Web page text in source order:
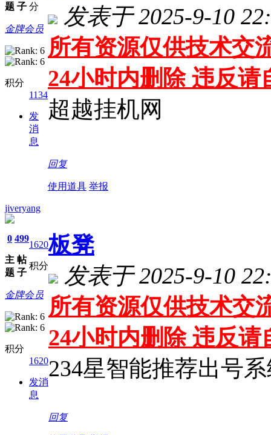
题 子 分
金牌会员
积分
1134
发
消
息
发表于 2025-9-10
所有资源仅供技术交
24小时内删除 违反
超越挂机网
回复
使用道具 举报
jiveryang
0
主
题
499
帖
子
1620
积分
金牌会员
积分
1620
发消
息
板凳
发表于 2025-9-10
所有资源仅供技术交
24小时内删除 违反
234星智能推荐出号
回复